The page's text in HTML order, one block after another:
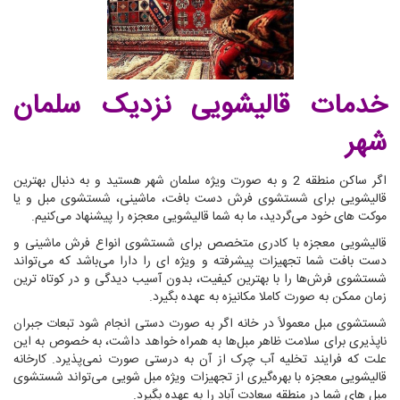
خدمات قالیشویی نزدیک سلمان
شهر
اگر ساکن منطقه 2 و به صورت ویژه سلمان شهر هستید و به دنبال بهترین
قالیشویی برای شستشوی فرش دست بافت، ماشینی، شستشوی مبل و یا
موکت های خود می‌گردید، ما به شما قالیشویی معجزه را پیشنهاد می‌کنیم.
قالیشویی معجزه با کادری متخصص برای شستشوی انواع فرش ماشینی و
دست بافت شما تجهیزات پیشرفته و ویژه ای را دارا می‌باشد که می‌تواند
شستشوی فرش‌ها را با بهترین کیفیت، بدون آسیب دیدگی و در کوتاه ترین
زمان ممکن به صورت کاملا مکانیزه به عهده بگیرد.
شستشوی مبل معمولاً در خانه اگر به صورت دستی انجام شود تبعات جبران
ناپذیری برای سلامت ظاهر مبل‌ها به همراه خواهد داشت، به خصوص به این
علت که فرایند تخلیه آب چرک از آن به درستی صورت نمی‌پذیرد. کارخانه
قالیشویی معجزه با بهره‌گیری از تجهیزات ویژه مبل شویی می‌تواند شستشوی
مبل های شما در منطقه سعادت آباد را به عهده بگیرد.